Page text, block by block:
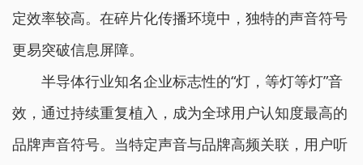
定效率较高。在碎片化传播环境中，独特的声音符号
更易突破信息屏障。
半导体行业知名企业标志性的“灯，等灯等灯”音
效，通过持续重复植入，成为全球用户认知度最高的
品牌声音符号。当特定声音与品牌高频关联，用户听